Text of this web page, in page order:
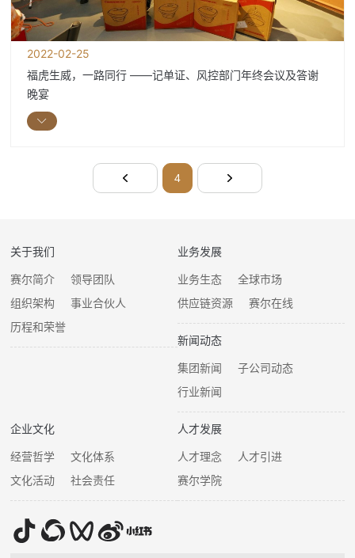
2022-02-25
福虎生威，一路同行 ——记单证、风控部门年终会议及答谢
晚宴
4
关于我们
赛尔简介
领导团队
组织架构
事业合伙人
历程和荣誉
业务发展
业务生态
全球市场
供应链资源
赛尔在线
新闻动态
集团新闻
子公司动态
行业新闻
企业文化
经营哲学
文化体系
文化活动
社会责任
人才发展
人才理念
人才引进
赛尔学院